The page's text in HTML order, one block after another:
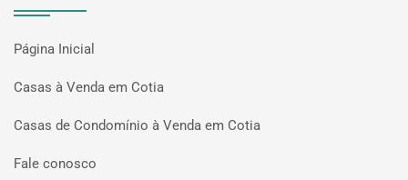
Página Inicial
Casas à Venda em Cotia
Casas de Condomínio à Venda em Cotia
Fale conosco